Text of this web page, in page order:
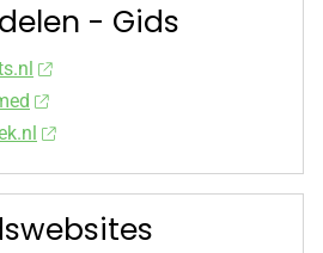
- Gids